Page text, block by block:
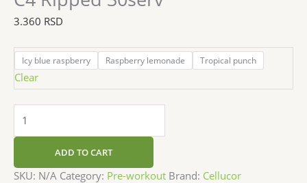
3.360 RSD
Icy blue raspberry Raspberry lemonade Tropical punch
Clear
ADD TO CART
SKU: N/A Category: Pre-workout Brand: Cellucor